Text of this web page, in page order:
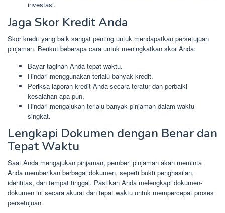
investasi.
Jaga Skor Kredit Anda
Skor kredit yang baik sangat penting untuk mendapatkan persetujuan
pinjaman. Berikut beberapa cara untuk meningkatkan skor Anda:
Bayar tagihan Anda tepat waktu.
Hindari menggunakan terlalu banyak kredit.
Periksa laporan kredit Anda secara teratur dan perbaiki
kesalahan apa pun.
Hindari mengajukan terlalu banyak pinjaman dalam waktu
singkat.
Lengkapi Dokumen dengan Benar dan
Tepat Waktu
Saat Anda mengajukan pinjaman, pemberi pinjaman akan meminta
Anda memberikan berbagai dokumen, seperti bukti penghasilan,
identitas, dan tempat tinggal. Pastikan Anda melengkapi dokumen-
dokumen ini secara akurat dan tepat waktu untuk mempercepat proses
persetujuan.